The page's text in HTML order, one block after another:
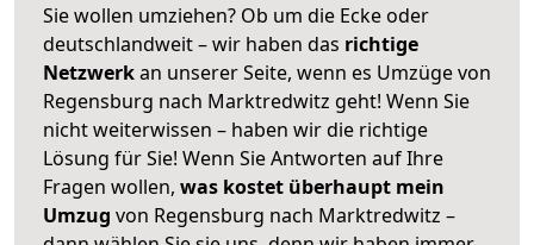
Sie wollen umziehen? Ob um die Ecke oder
deutschlandweit – wir haben das richtige
Netzwerkan unserer Seite, wenn es Umzüge von
Regensburg nach Marktredwitz geht! Wenn Sie
nicht weiterwissen – haben wir die richtige
Lösung für Sie! Wenn Sie Antworten auf Ihre
Fragen wollen, was kostet überhaupt mein
Umzug von Regensburg nach Marktredwitz –